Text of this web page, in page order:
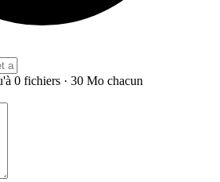
0 fichiers · 30 Mo chacun